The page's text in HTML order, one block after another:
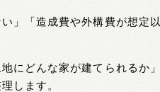
」「造成費や外構費が想定以
にどんな家が建てられるか」
します。